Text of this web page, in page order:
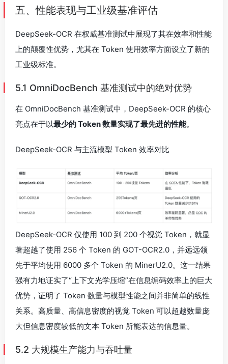
五、性能表现与工业级基准评估
DeepSeek-OCR 在权威基准测试中展现了其在效率和性能
上的颠覆性优势，尤其在 Token 使用效率方面设立了新的
工业级标准。
5.1 OmniDocBench 基准测试中的绝对优势
在 OmniDocBench 基准测试中，DeepSeek-OCR 的核心
亮点在于以最少的 Token 数量实现了最先进的性能。
DeepSeek-OCR 与主流模型 Token 效率对比
DeepSeek-OCR 仅使用 100 到 200 个视觉 Token，就显
著超越了使用 256 个 Token 的 GOT-OCR2.0，并远远领
先于平均使用 6000 多个 Token 的 MinerU2.0。这一结果
强有力地证实了“上下文光学压缩”在信息编码效率上的巨大
优势，证明了 Token 数量与模型性能之间并非简单的线性
关系。高质量、高信息密度的视觉 Token 可以超越数量庞
大但信息密度较低的文本 Token 所能表达的信息量。
5.2 大规模生产能力与吞吐量